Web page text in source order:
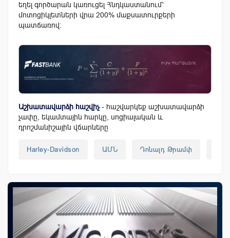
եղել գործարան կառուցել Հնդկաստանում՝
մոտոցիկլետների վրա 200% մաքսատուրքերի
պատճառով։
Աշխատավարձի հաշվիչ - հաշվարկեք աշխատավարձի
չափը, եկամտային հարկը, սոցիալական և
դրոշմանիշային վճարները
Harley-Davidson ԱՄՆ Դոնալդ Թրամփ